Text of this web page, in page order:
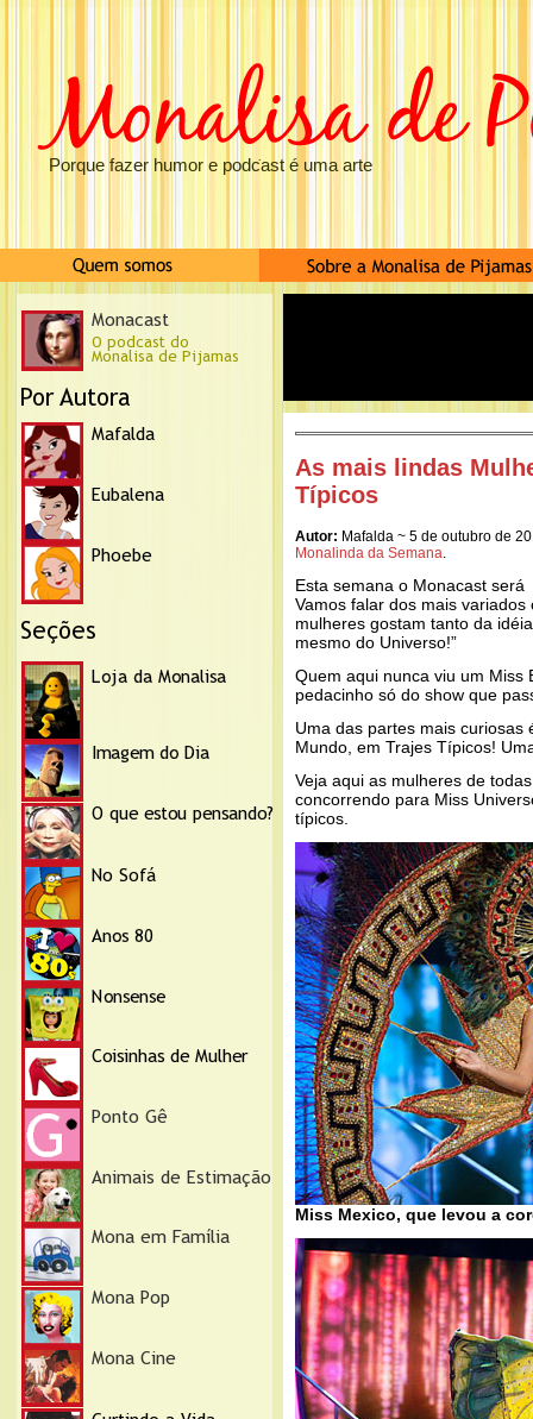
Porque fazer humor e podcast é uma arte
As mais lindas
Típicos
Autor: Mafalda ~ 5 de outubro de
Monalinda da Semana.
Esta semana o Monacast
Vamos falar dos mais
mulheres gostam tanto da
mesmo do Universo!”
Quem aqui nunca viu um Miss
pedacinho só do show que
Uma das partes mais curiosas
Mundo, em Trajes Típicos!
Veja aqui as mulheres de
concorrendo para Miss
típicos.
Miss Mexico, que levou a